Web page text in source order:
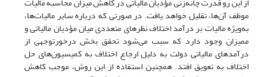
موظف آن‌ها، تقلیل خواهد یافت. در صورتی که درباره سایر مالیات‌ها،
به‌ویژه مالیات بر درآمد اختلاف نظرهای متعددی میان مؤدیان مالیاتی و
ممیزان وجود دارد که سبب می‌شود تحقق بخش درخورتوجهی از
درآمدهای مالیاتی دولت به دلیل ارجاع اختلاف به کمیسیون‌های حل
اختلاف به تعویق افتد. همچنین استفاده از این روش،‌ موجب کاهش